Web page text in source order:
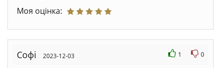
Моя оцінка:
Софі 2023-12-03 1 0